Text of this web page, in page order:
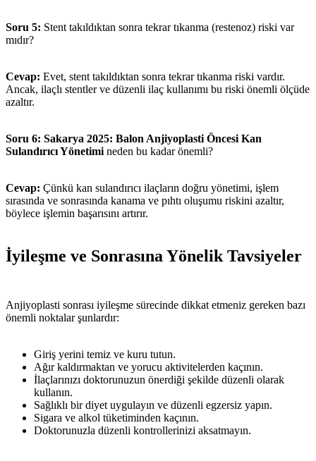
Soru 5: Stent takıldıktan sonra tekrar tıkanma (restenoz) riski var
mıdır?
Cevap: Evet, stent takıldıktan sonra tekrar tıkanma riski vardır.
Ancak, ilaçlı stentler ve düzenli ilaç kullanımı bu riski önemli ölçüde
azaltır.
Soru 6: Sakarya 2025: Balon Anjiyoplasti Öncesi Kan
Sulandırıcı Yönetimi neden bu kadar önemli?
Cevap: Çünkü kan sulandırıcı ilaçların doğru yönetimi, işlem
sırasında ve sonrasında kanama ve pıhtı oluşumu riskini azaltır,
böylece işlemin başarısını artırır.
İyileşme ve Sonrasına Yönelik Tavsiyeler
Anjiyoplasti sonrası iyileşme sürecinde dikkat etmeniz gereken bazı
önemli noktalar şunlardır:
Giriş yerini temiz ve kuru tutun.
Ağır kaldırmaktan ve yorucu aktivitelerden kaçının.
İlaçlarınızı doktorunuzun önerdiği şekilde düzenli olarak
kullanın.
Sağlıklı bir diyet uygulayın ve düzenli egzersiz yapın.
Sigara ve alkol tüketiminden kaçının.
Doktorunuzla düzenli kontrollerinizi aksatmayın.